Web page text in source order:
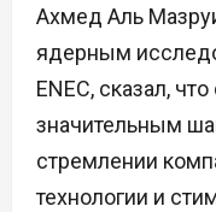
Ахмед Аль
ядерным
ENEC, сказал,
значительным
стремлении
технологии и